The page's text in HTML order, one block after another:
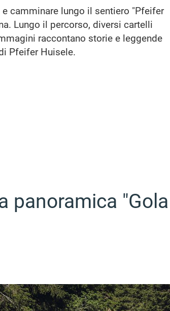
e camminare lungo il sentiero "Pfeifer
Lungo il percorso, diversi cartelli
raccontano storie e leggende
Pfeifer Huisele.
panoramica